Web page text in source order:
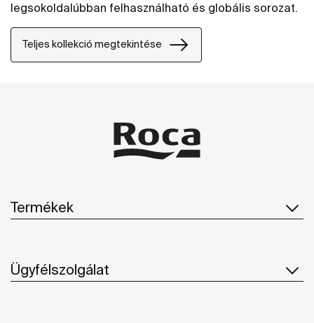
legsokoldalúbban felhasználható és globális sorozat.
Teljes kollekció megtekintése
Termékek
Ügyfélszolgálat